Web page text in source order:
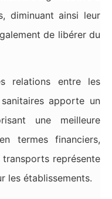
diminuant ainsi leur
de libérer du
relations entre les
apporte un
une meilleure
termes financiers,
transports représente
les établissements.